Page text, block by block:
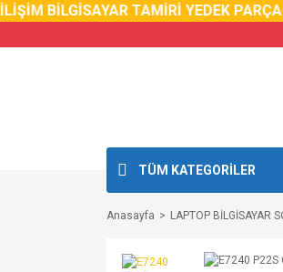
BİLGİSAYAR TAMİRİ YEDEK PARÇA
TÜM KATEGORİLER
Anasayfa LAPTOP BİLGİSAYAR